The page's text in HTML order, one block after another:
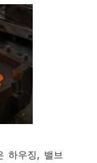
하우징, 밸브